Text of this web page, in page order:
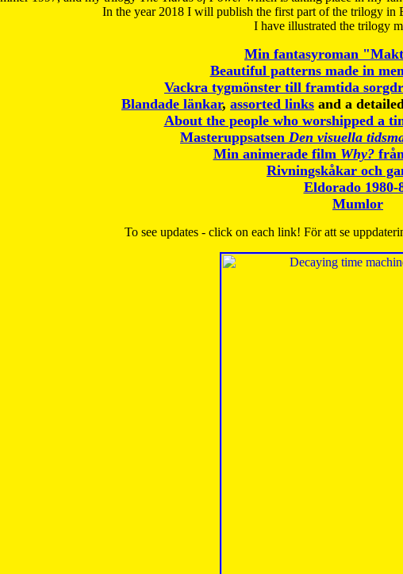
In the year 2018 I will publish the first part of the trilogy in
I have illustrated the trilogy
Min fantasyroman
Beautiful patterns made in
Vackra tygmönster till framtida
Blandade länkar, assorted links and a
About the people who worshipped a
Masteruppsatsen Den visuella
Min animerade film Why?från
Rivningskåkar och
Eldorado 1980-
Mumlor
To see updates - click on each link! För att se